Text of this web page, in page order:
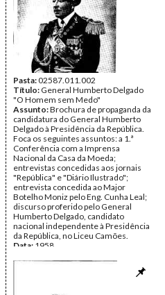
Pasta:02587.011.002
Título: General Humberto Delgado
"O Homem sem Medo"
Assunto:Brochura de propaganda da
candidatura do General Humberto
Delgado à Presidência da República.
Foca os seguintes assuntos: a 1.ª
Conferência com a Imprensa
Nacional da Casa da Moeda;
entrevistas concedidas aos jornais
"República" e "Diário Ilustrado";
entrevista concedida ao Major
Botelho Moniz pelo Eng. Cunha Leal;
discurso proferido pelo General
Humberto Delgado, candidato
nacional independente à Presidência
da República, no Liceu Camões.
Data: 1958
Ribeiro dos Santos